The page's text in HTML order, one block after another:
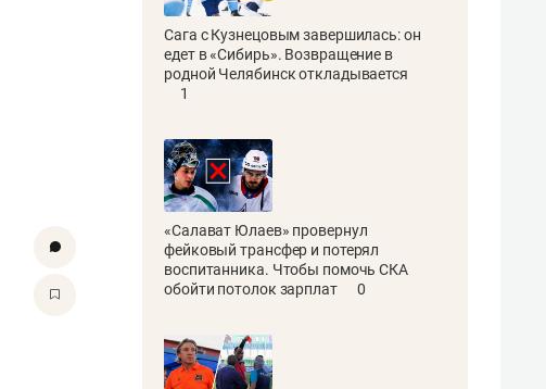
Сага с Кузнецовым завершилась: он
едет в «Сибирь». Возвращение в
родной Челябинск откладывается
1
«Салават Юлаев» провернул
фейковый трансфер и потерял
воспитанника. Чтобы помочь СКА
обойти потолок зарплат
0